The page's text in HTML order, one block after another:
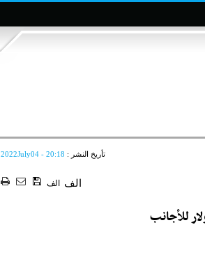
تأريخ النشر : 2022July04 - 20:18
الف الف
للأجانب